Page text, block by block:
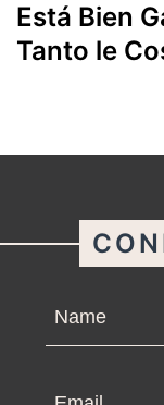
Está Bien
Tanto le